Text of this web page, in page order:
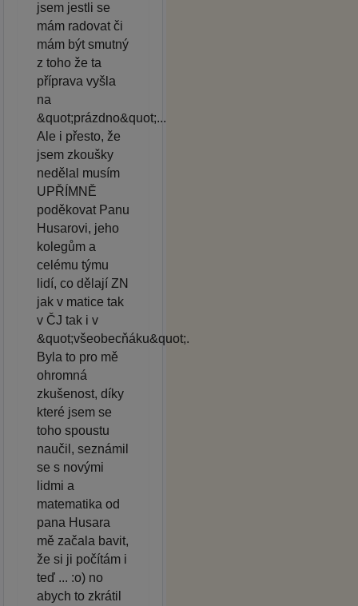
jsem jestli se
mám radovat či
mám být smutný
z toho že ta
příprava vyšla
na
&quot;prázdno&quot;...
Ale i přesto, že
jsem zkoušky
nedělal musím
UPŘÍMNĚ
poděkovat Panu
Husarovi, jeho
kolegům a
celému týmu
lidí, co dělají ZN
jak v matice tak
v ČJ tak i v
&quot;všeobecňáku&quot;.
Byla to pro mě
ohromná
zkušenost, díky
které jsem se
toho spoustu
naučil, seznámil
se s novými
lidmi a
matematika od
pana Husara
mě začala bavit,
že si ji počítám i
teď ... :o) no
abych to zkrátil